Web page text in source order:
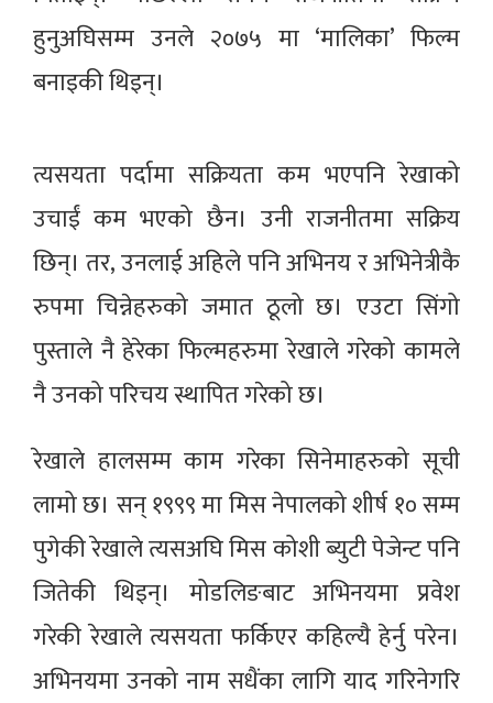
हुनुअघिसम्म उनले २०७५ मा ‘मालिका’ फिल्म
बनाइकी थिइन्।
त्यसयता पर्दामा सक्रियता कम भएपनि रेखाको
उचाईं कम भएको छैन। उनी राजनीतमा सक्रिय
छिन्। तर, उनलाई अहिले पनि अभिनय र अभिनेत्रीकै
रुपमा चिन्नेहरुको जमात ठूलो छ। एउटा सिंगो
पुस्ताले नै हेरेका फिल्महरुमा रेखाले गरेको कामले
नै उनको परिचय स्थापित गरेको छ।
रेखाले हालसम्म काम गरेका सिनेमाहरुको सूची
लामो छ। सन् १९९९ मा मिस नेपालको शीर्ष १० सम्म
पुगेकी रेखाले त्यसअघि मिस कोशी ब्युटी पेजेन्ट पनि
जितेकी थिइन्। मोडलिङबाट अभिनयमा प्रवेश
गरेकी रेखाले त्यसयता फर्किएर कहिल्यै हेर्नु परेन।
अभिनयमा उनको नाम सधैंका लागि याद गरिनेगरि